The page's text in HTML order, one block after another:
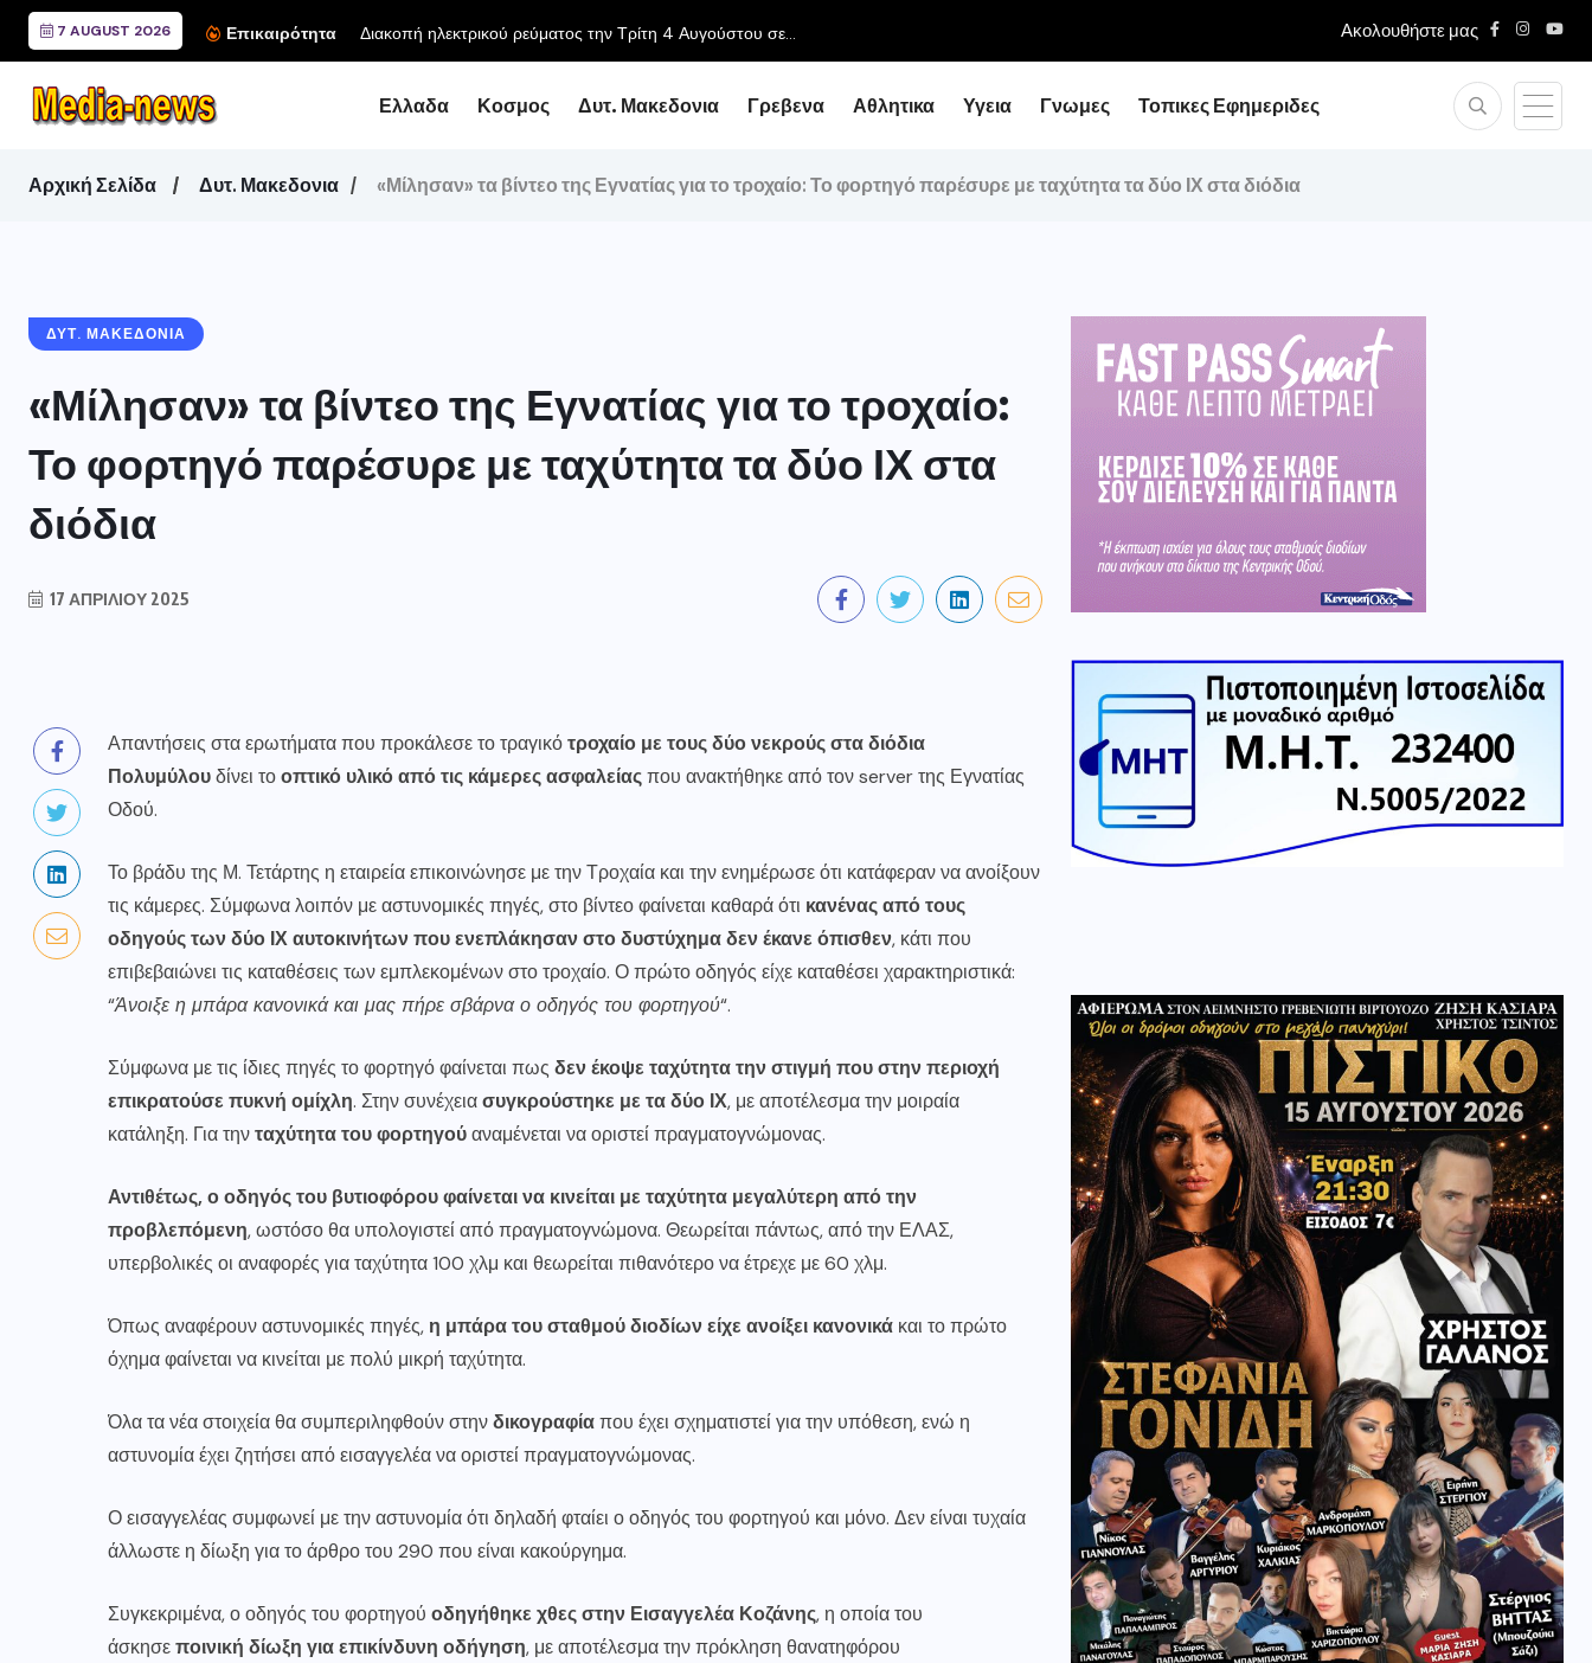
7 AUGUST 2026 Επικαιρότητα Διακοπή ηλεκτρικού ρεύματος την Τρίτη 4 Αυγούστου σε... Ακολουθήστε μας
Ελλαδα Κοσμος Δυτ. Μακεδονια Γρεβενα Αθλητικα Υγεια Γνωμες Τοπικες Εφημεριδες
Αρχική Σελίδα Δυτ. Μακεδονια «Μίλησαν» τα βίντεο της Εγνατίας για το τροχαίο: Το φορτηγό παρέσυρε με ταχύτητα τα δύο ΙΧ στα διόδια
ΔΥΤ. ΜΑΚΕΔΟΝΙΑ
«Μίλησαν» τα βίντεο της Εγνατίας για το τροχαίο:
Το φορτηγό παρέσυρε με ταχύτητα τα δύο ΙΧ στα
διόδια
17 ΑΠΡΙΛΊΟΥ 2025
Απαντήσεις στα ερωτήματα που προκάλεσε το τραγικότροχαίο με τους δύο νεκρούς στα διόδια
Πολυμύλουδίνει τοοπτικό υλικό από τις κάμερες ασφαλείαςπου ανακτήθηκε από τον server της Εγνατίας
Οδού.
Το βράδυ της Μ. Τετάρτης η εταιρεία επικοινώνησε με την Τροχαία και την ενημέρωσε ότι κατάφεραν να ανοίξουν
τις κάμερες. Σύμφωνα λοιπόν με αστυνομικές πηγές, στο βίντεο φαίνεται καθαρά ότι κανένας από τους
οδηγούς των δύο ΙΧ αυτοκινήτων που ενεπλάκησαν στο δυστύχημα δεν έκανε όπισθεν, κάτι που
επιβεβαιώνει τις καταθέσεις των εμπλεκομένων στο τροχαίο. Ο πρώτο οδηγός είχε καταθέσει χαρακτηριστικά:
“Άνοιξε η μπάρα κανονικά και μας πήρε σβάρνα ο οδηγός του φορτηγού“.
Σύμφωνα με τις ίδιες πηγές το φορτηγό φαίνεται πως δεν έκοψε ταχύτητα την στιγμή που στην περιοχή
επικρατούσε πυκνή ομίχλη. Στην συνέχειασυγκρούστηκε με τα δύο ΙΧ, με αποτέλεσμα την μοιραία
κατάληξη. Για τηνταχύτητα του φορτηγούαναμένεται να οριστεί πραγματογνώμονας.
Αντιθέτως, ο οδηγός του βυτιοφόρου φαίνεται να κινείται με ταχύτητα μεγαλύτερη από την
προβλεπόμενη, ωστόσο θα υπολογιστεί από πραγματογνώμονα. Θεωρείται πάντως, από την ΕΛΑΣ,
υπερβολικές οι αναφορές για ταχύτητα 100 χλμ και θεωρείται πιθανότερο να έτρεχε με 60 χλμ.
Όπως αναφέρουν αστυνομικές πηγές, η μπάρα του σταθμού διοδίων είχε ανοίξει κανονικά και το πρώτο
όχημα φαίνεται να κινείται με πολύ μικρή ταχύτητα.
Όλα τα νέα στοιχεία θα συμπεριληφθούν στηνδικογραφίαπου έχει σχηματιστεί για την υπόθεση, ενώ η
αστυνομία έχει ζητήσει από εισαγγελέα να οριστεί πραγματογνώμονας.
Ο εισαγγελέας συμφωνεί με την αστυνομία ότι δηλαδή φταίει ο οδηγός του φορτηγού και μόνο. Δεν είναι τυχαία
άλλωστε η δίωξη για το άρθρο του 290 που είναι κακούργημα.
Συγκεκριμένα, ο οδηγός του φορτηγού οδηγήθηκε χθες στην Εισαγγελέα Κοζάνης, η οποία του
άσκησεποινική δίωξη για επικίνδυνη οδήγηση, με αποτέλεσμα την πρόκληση θανατηφόρου